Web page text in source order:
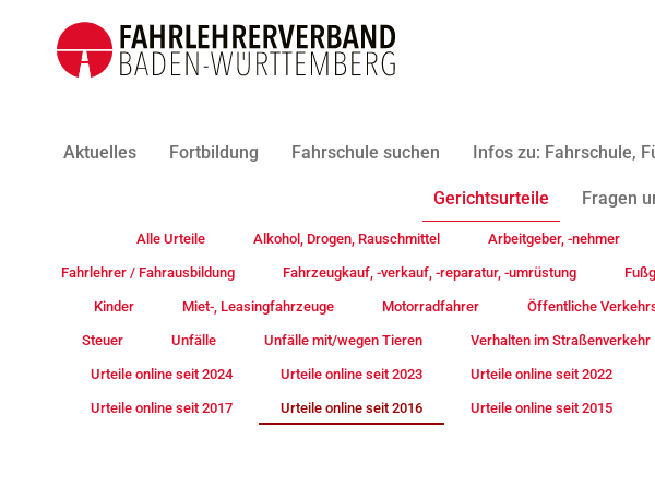
Aktuelles Fortbildung Fahrschule suchen Infos zu: Fahrschule,
Gerichtsurteile Fragen
Alle Urteile Alkohol, Drogen, Rauschmittel Arbeitgeber, -nehmer
Fahrlehrer / Fahrausbildung Fahrzeugkauf, -verkauf, -reparatur, -umrüstung
Kinder Miet-, Leasingfahrzeuge Motorradfahrer Öffentliche
Steuer Unfälle Unfälle mit/wegen Tieren Verhalten im Straßenverkehr
Urteile online seit 2024 Urteile online seit 2023 Urteile online seit 2022
Urteile online seit 2017 Urteile online seit 2016 Urteile online seit 2015